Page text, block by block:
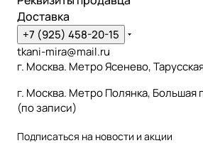
Доставка
+7 (925) 458-20-15
tkani-mira@mail.ru
г. Москва. Метро Ясенево,
г. Москва. Метро Полянка, Большая
(по записи)
Подписаться на новости и акции